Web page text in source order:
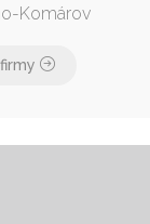
Komárov